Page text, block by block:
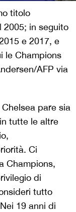
titolo
2005; in seguito
e 2017, e
le Champions
AFP via
pare sia
tutte le altre
Ci
Champions,
di
tutto
19 anni di